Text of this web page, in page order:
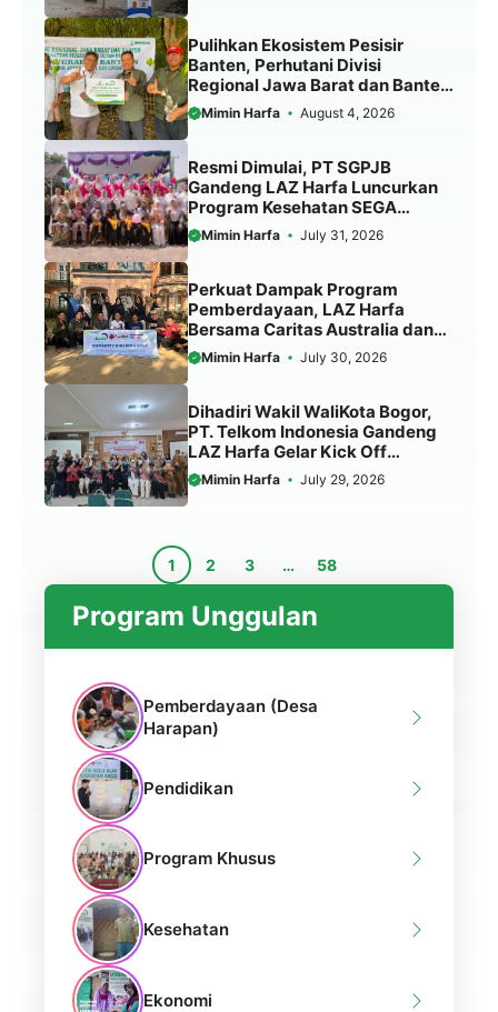
Pulihkan Ekosistem Pesisir
Banten, Perhutani Divisi
Regional Jawa Barat dan Banten
Salurkan Bantuan 1.000 Bibit
Pohon Mangrove melalui LAZ
Harfa
Mimin Harfa August 4, 2026
Resmi Dimulai, PT SGPJB
Gandeng LAZ Harfa Luncurkan
Program Kesehatan SEGA
KEBUL di 2 Desa Kabupaten
Serang
Mimin Harfa July 31, 2026
Perkuat Dampak Program
Pemberdayaan, LAZ Harfa
Bersama Caritas Australia dan
Australian Aid Gelar Capacity
Building Staf
Mimin Harfa July 30, 2026
Dihadiri Wakil WaliKota Bogor,
PT. Telkom Indonesia Gandeng
LAZ Harfa Gelar Kick Off
Meeting Program Pengentasan
Stunting.
Mimin Harfa July 29, 2026
1 2 3 … 58
Program Unggulan
Pemberdayaan (Desa
Harapan)
Pendidikan
Program Khusus
Kesehatan
Ekonomi